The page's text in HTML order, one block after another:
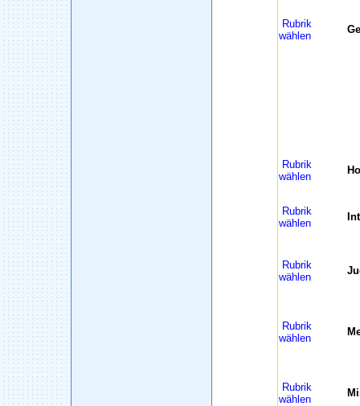
Rubrik
wählen
Rubrik
wählen
Rubrik
wählen
Rubrik
wählen
Rubrik
wählen
Rubrik
wählen